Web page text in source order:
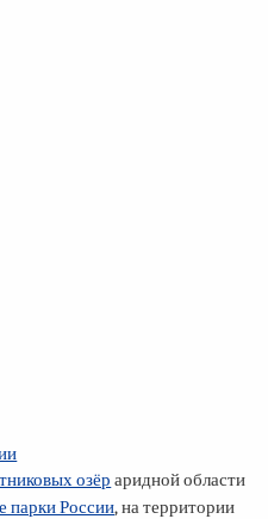
озёр аридной области
парки России, на территории